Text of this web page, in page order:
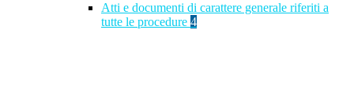
Atti e documenti di carattere generale riferiti a
tutte le procedure 4